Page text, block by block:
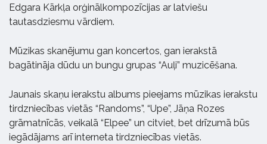
Edgara Kārkļa orģinālkompozīcijas ar latviešu
tautasdziesmu vārdiem.
Mūzikas skanējumu gan koncertos, gan ierakstā
bagātināja dūdu un bungu grupas “Auļi” muzicēšana.
Jaunais skaņu ierakstu albums pieejams mūzikas ierakstu
tirdzniecības vietās “Randoms”, “Upe”, Jāņa Rozes
grāmatnīcās, veikalā “Elpee” un citviet, bet drīzumā būs
iegādājams arī interneta tirdzniecības vietās.